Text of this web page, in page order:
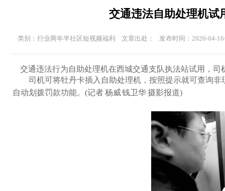
交通违法自助处理机试
类别：行业两年半社区短视频福利 文章出处： 发布时间：2020-04-
交通违法行为自助处理机在西城交通支队执法站试用，司
司机可将牡丹卡插入自助处理机，按照提示就可查询非现
自动划拨罚款功能。(记者 杨威 钱卫华 摄影报道)